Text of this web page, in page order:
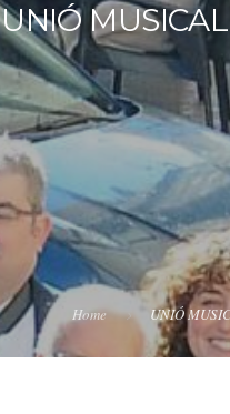
UNIÓ
Home UNIÓ